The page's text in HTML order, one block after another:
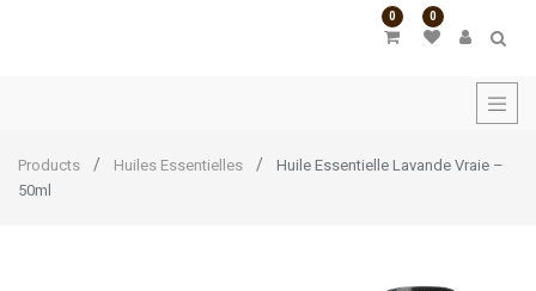
0 0
Products Huiles Essentielles
Huile Essentielle Lavande Vraie –
50ml